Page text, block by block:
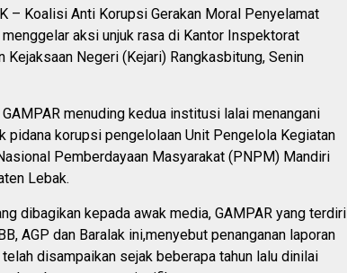
– Koalisi Anti Korupsi Gerakan Moral Penyelamat
menggelar aksi unjuk rasa di Kantor Inspektorat
Kejaksaan Negeri (Kejari) Rangkasbitung, Senin
menuding kedua institusi lalai menangani
pidana korupsi pengelolaan Unit Pengelola Kegiatan
Pemberdayaan Masyarakat (PNPM) Mandiri
Lebak.
dibagikan kepada awak media, GAMPAR yang terdiri
AGP dan Baralak ini,menyebut penanganan laporan
disampaikan sejak beberapa tahun lalu dinilai